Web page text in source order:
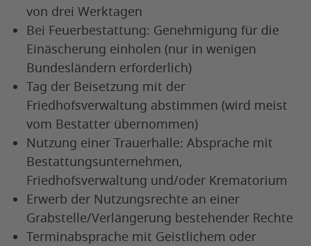
von drei Werktagen
Bei Feuerbestattung: Genehmigung für die
Einäscherung einholen (nur in wenigen
Bundesländern erforderlich)
Tag der Beisetzung mit der
Friedhofsverwaltung abstimmen (wird meist
vom Bestatter übernommen)
Nutzung einer Trauerhalle: Absprache mit
Bestattungsunternehmen,
Friedhofsverwaltung und/oder Krematorium
Erwerb der Nutzungsrechte an einer
Grabstelle/Verlängerung bestehender Rechte
Terminabsprache mit Geistlichem oder